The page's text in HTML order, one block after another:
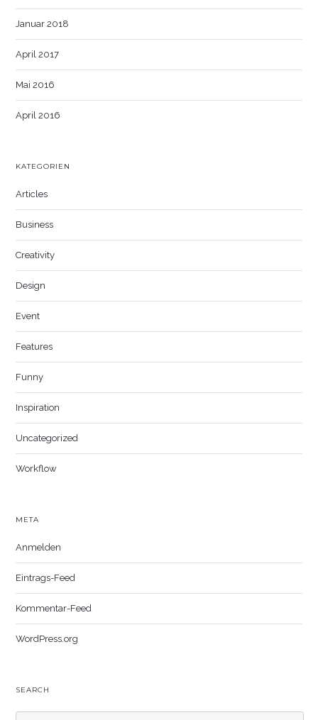
Januar 2018
April 2017
Mai 2016
April 2016
KATEGORIEN
Articles
Business
Creativity
Design
Event
Features
Funny
Inspiration
Uncategorized
Workflow
META
Anmelden
Eintrags-Feed
Kommentar-Feed
WordPress.org
SEARCH